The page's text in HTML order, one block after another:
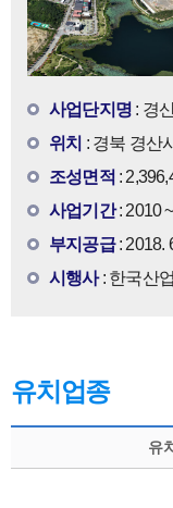
사업단지명 : 경
위치 : 경북 경산
조성면적 :
사업기간: 2010
부지공급: 2018.
시행사: 한국산
유치업종
유